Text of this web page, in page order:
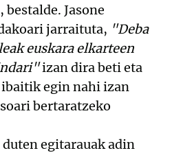
Jasone
jarraituta, "Deba
euskara elkarteen
izan dira beti eta
ibaitik egin nahi izan
bertaratzeko
egitarauak adin